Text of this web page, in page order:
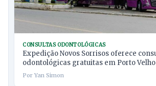
CONSULTAS ODONTOLÓGICAS
Expedição Novos Sorrisos oferece
odontológicas gratuitas em Porto Velho
Por Yan Simon